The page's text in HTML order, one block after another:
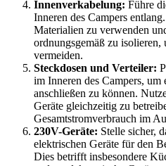
Innenverkabelung: Führe
Inneren des Campers
Materialien zu verwenden
ordnungsgemäß zu
vermeiden.
Steckdosen und Verteiler:
im Inneren des Campers, um
anschließen zu können.
Geräte gleichzeitig zu
Gesamtstromverbrauch im
230V-Geräte: Stelle sicher,
elektrischen Geräte für den
Dies betrifft insbesondere